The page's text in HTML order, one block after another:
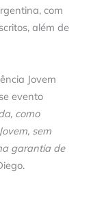
com
além de
Jovem
evento
como
sem
garantia de